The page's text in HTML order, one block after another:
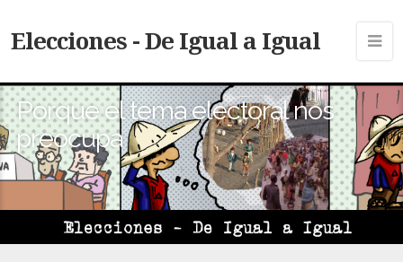
Elecciones - De Igual a Igual
Porque el tema electoral nos
preocupa